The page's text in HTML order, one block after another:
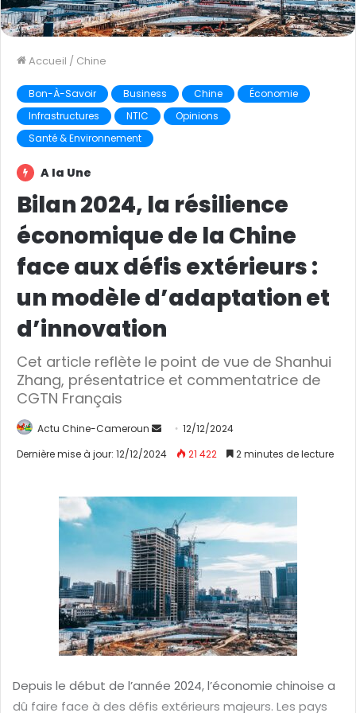
Accueil / Chine
Bon-À-Savoir Business Chine
Économie
Infrastructures
NTIC
Opinions
Santé & Environnement
A la Une
Bilan 2024, la résilience
économique de la Chine
face aux défis extérieurs :
un modèle d’adaptation et
d’innovation
Cet article reflète le point de vue de Shanhui
Zhang, présentatrice et commentatrice de
CGTN Français
Actu Chine-Cameroun
n
r
u
n
c
o
u
r
12/12/2024
Dernière mise à jour: 12/12/2024
21 422 2 minutes de lecture
Depuis le début de l’année 2024, l’économie chinoise a
dû faire face à des défis extérieurs majeurs. Les pays